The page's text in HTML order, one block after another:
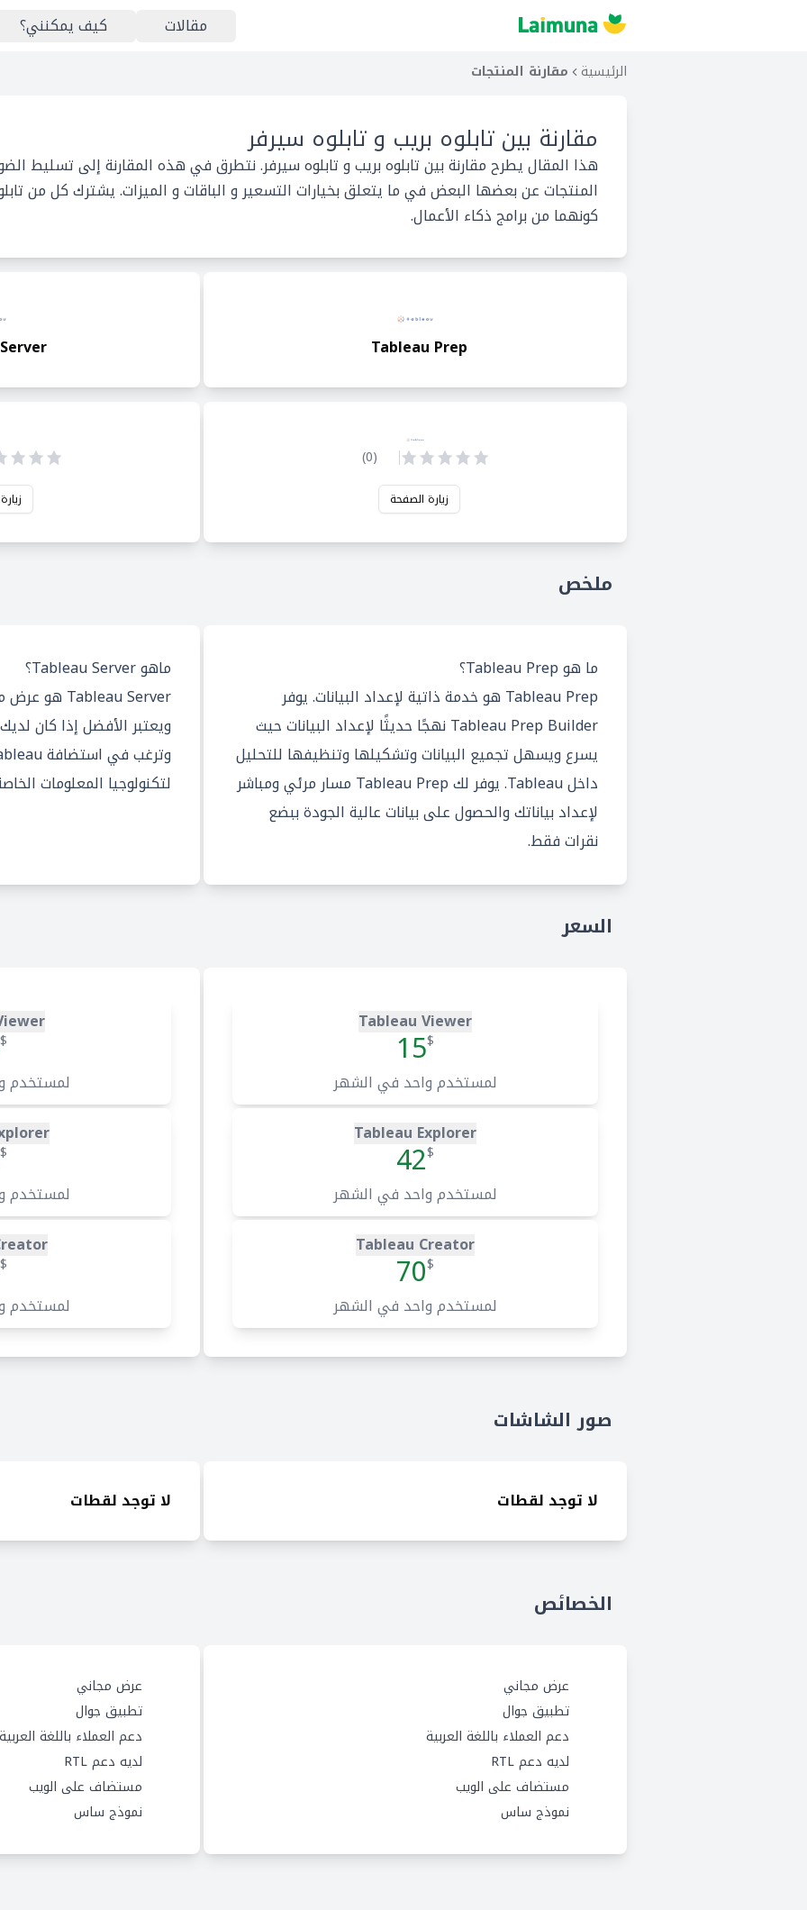
مقالات كيف يمكنني؟
الرئيسية مقارنة المنتجات
مقارنة بينتابلوه بريب و تابلوه سيرفر
هذا المقال يطرح مقارنة بين تابلوه بريب و تابلوه سيرفر. نتطرق في هذه المقارنة إلى تسليط
المنتجات عن بعضها البعض في ما يتعلق بخيارات التسعير و الباقات و الميزات. يشترك كل من
كونهما من برامج ذكاء الأعمال.
Tableau Prep
(
0
)
زيارة الصفحة
ملخص
ما هو Tableau Prep؟
Tableau Prep هو خدمة ذاتية لإعداد البيانات. يوفر
Tableau Prep Builder نهجًا حديثًا لإعداد البيانات حيث
يسرع ويسهل تجميع البيانات وتشكيلها وتنظيفها للتحليل
داخل Tableau. يوفر لك Tableau Prep مسار مرئي ومباشر
لإعداد بياناتك والحصول على بيانات عالية الجودة ببضع
نقرات فقط.
ماهو Tableau Server؟
ويعتبر الأفضل إذا كان
لتكنولوجيا المعلومات
السعر
Tableau Viewer
$
15
لمستخدم واحد في الشهر
Tableau Explorer
$
42
لمستخدم واحد في الشهر
Tableau Creator
$
70
لمستخدم واحد في الشهر
$
لمستخدم
$
لمستخدم
$
لمستخدم
صور الشاشات
لا توجد لقطات لا توجد لقطات
الخصائص
عرض مجاني
تطبيق جوال
دعم العملاء باللغة العربية
لديه دعم RTL
مستضاف على الويب
نموذج ساس
عرض مجاني
تطبيق جوال
دعم العملاء باللغة العربية
لديه دعم RTL
مستضاف على الويب
نموذج ساس